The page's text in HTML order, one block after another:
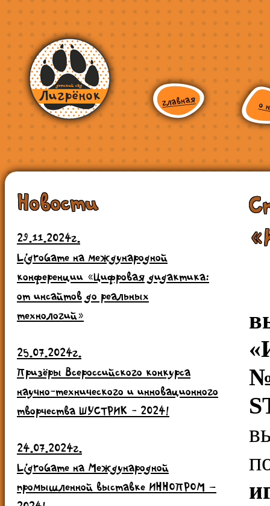
Новости
29.11.2024г.
LigroGame на международной
конференции «Цифровая дидактика:
от инсайтов до реальных
технологий»
25.07.2024г.
Призёры Всероссийского конкурса
научно-технического и инновационного
творчества ШУСТРИК - 2024!
24.07.2024г.
LigroGame на Международной
промышленной выставке ИННОПРОМ –